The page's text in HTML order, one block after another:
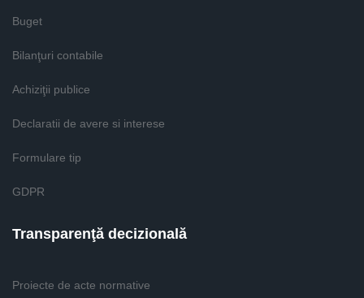
Buget
Bilanţuri contabile
Achiziţii publice
Declaratii de avere si interese
Formulare tip
GDPR
Transparenţă decizională
Proiecte de acte normative